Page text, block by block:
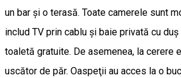
un bar şi o terasă. Toate camerele sunt
includ TV prin cablu şi baie privată cu
toaletă gratuite. De asemenea, la cerere
uscător de păr. Oaspeţii au acces la o